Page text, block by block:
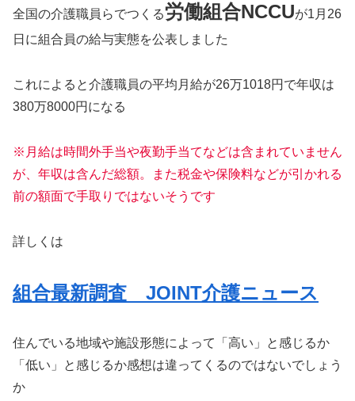
全国の介護職員らでつくる労働組合NCCUが1月26
日に組合員の給与実態を公表しました
これによると介護職員の平均月給が26万1018円で年収は
380万8000円になる
※月給は時間外手当や夜勤手当てなどは含まれていません
が、年収は含んだ総額。また税金や保険料などが引かれる
前の額面で手取りではないそうです
詳しくは
組合最新調査 JOINT介護ニュース
住んでいる地域や施設形態によって「高い」と感じるか
「低い」と感じるか感想は違ってくるのではないでしょう
か